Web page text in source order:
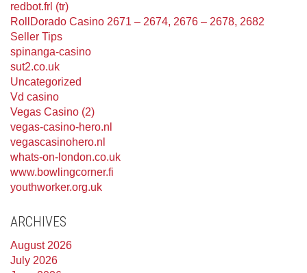
redbot.frl (tr)
RollDorado Casino 2671 – 2674, 2676 – 2678, 2682
Seller Tips
spinanga-casino
sut2.co.uk
Uncategorized
Vd casino
Vegas Casino (2)
vegas-casino-hero.nl
vegascasinohero.nl
whats-on-london.co.uk
www.bowlingcorner.fi
youthworker.org.uk
ARCHIVES
August 2026
July 2026